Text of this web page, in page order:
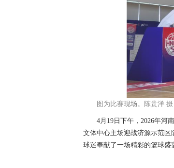
图为比赛现场。陈贵洋 摄
4月19日下午，2026年河南
文体中心主场迎战济源示范区
球迷奉献了一场精彩的篮球盛